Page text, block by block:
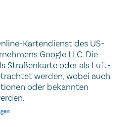
Kartendienst des US-
Google LLC. Die
Straßenkarte oder als Luft-
werden, wobei auch
oder bekannten